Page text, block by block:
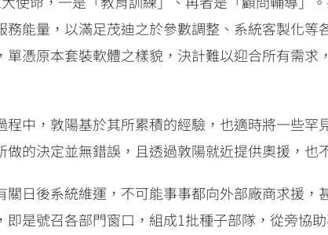
務能量，以滿足茂迪之於參數調整、系統客製化
單憑原本套裝軟體之樣貌，決計難以迎合所有需
程中，敦陽基於其所累積的經驗，也適時將一些
做的決定並無錯誤，且透過敦陽就近提供奧援，也
關日後系統維運，不可能事事都向外部廠商求援
即是號召各部門窗口，組成1批種子部隊，從旁協